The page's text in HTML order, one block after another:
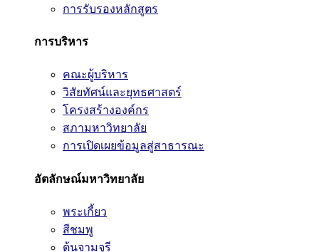
การรับรองหลักสูตร
การบริหาร
คณะผู้บริหาร
วิสัยทัศน์และยุทธศาสตร์
โครงสร้างองค์กร
สภามหาวิทยาลัย
การเปิดเผยข้อมูลสู่สาธารณะ
อัตลักษณ์มหาวิทยาลัย
พระเกี้ยว
สีชมพู
ต้นจามจุรี